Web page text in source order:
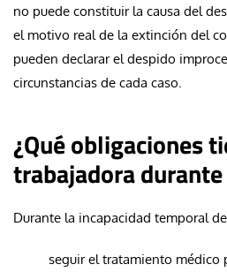
no puede constituir la causa del
el motivo real de la extinción del
pueden declarar el despido
circunstancias de cada caso.
¿Qué obligaciones
trabajadora
Durante la incapacidad temporal
seguir el tratamiento médico